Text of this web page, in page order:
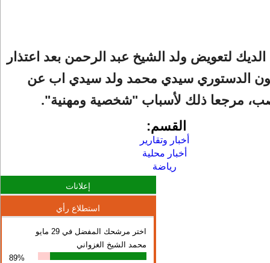
الديك لتعويض ولد الشيخ عبد الرحمن بعد اعتذار
الدستوري سيدي محمد ولد سيدي اب عن
مرجعا ذلك لأسباب "شخصية ومهنية".
القسم:
أخبار وتقارير
أخبار محلية
رياضة
إعلانات
استطلاع رأي
اختر مرشحك المفضل في 29 مايو
محمد الشيخ الغزواني
89%